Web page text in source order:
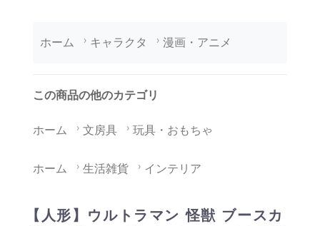
ホーム キャラクタ 漫画・アニメ
この商品の他のカテゴリ
ホーム 文房具 玩具・おもちゃ
ホーム 生活雑貨 インテリア
【人形】ウルトラマン 怪獣 ブースカ